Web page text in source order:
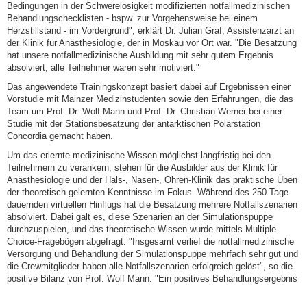
Bedingungen in der Schwerelosigkeit modifizierten notfallmedizinischen
Behandlungschecklisten - bspw. zur Vorgehensweise bei einem
Herzstillstand - im Vordergrund", erklärt Dr. Julian Graf, Assistenzarzt an
der Klinik für Anästhesiologie, der in Moskau vor Ort war. "Die Besatzung
hat unsere notfallmedizinische Ausbildung mit sehr gutem Ergebnis
absolviert, alle Teilnehmer waren sehr motiviert."
Das angewendete Trainingskonzept basiert dabei auf Ergebnissen einer
Vorstudie mit Mainzer Medizinstudenten sowie den Erfahrungen, die das
Team um Prof. Dr. Wolf Mann und Prof. Dr. Christian Werner bei einer
Studie mit der Stationsbesatzung der antarktischen Polarstation
Concordia gemacht haben.
Um das erlernte medizinische Wissen möglichst langfristig bei den
Teilnehmern zu verankern, stehen für die Ausbilder aus der Klinik für
Anästhesiologie und der Hals-, Nasen-, Ohren-Klinik das praktische Üben
der theoretisch gelernten Kenntnisse im Fokus. Während des 250 Tage
dauernden virtuellen Hinflugs hat die Besatzung mehrere Notfallszenarien
absolviert. Dabei galt es, diese Szenarien an der Simulationspuppe
durchzuspielen, und das theoretische Wissen wurde mittels Multiple-
Choice-Fragebögen abgefragt. "Insgesamt verlief die notfallmedizinische
Versorgung und Behandlung der Simulationspuppe mehrfach sehr gut und
die Crewmitglieder haben alle Notfallszenarien erfolgreich gelöst", so die
positive Bilanz von Prof. Wolf Mann. "Ein positives Behandlungsergebnis